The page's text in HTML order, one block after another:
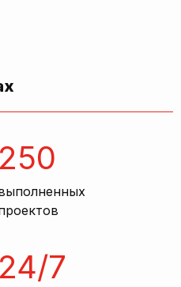
250
24/7